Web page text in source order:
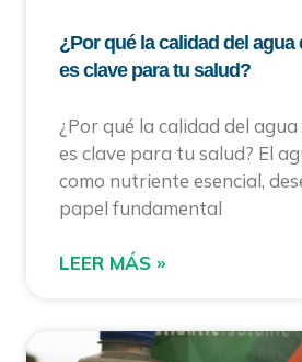
¿Por qué la calidad del
es clave para tu salud?
¿Por qué la calidad del
es clave para tu salud? El
como nutriente esencial,
papel fundamental
LEER MÁS »